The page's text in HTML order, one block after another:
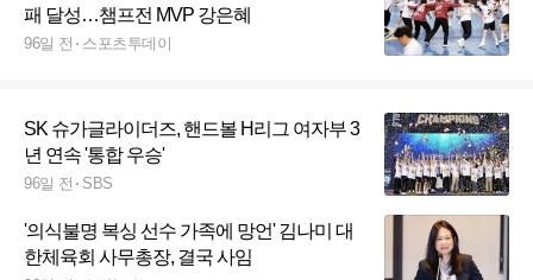
패 달성…챔프전 MVP 강은혜
96일 전 스포츠투데이
SK 슈가글라이더즈, 핸드볼 H리그 여자부 3
년 연속 '통합 우승'
96일 전 SBS
'의식불명 복싱 선수 가족에 망언' 김나미 대
한체육회 사무총장, 결국 사임